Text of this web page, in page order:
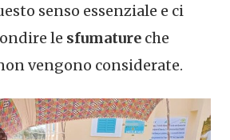
senso essenziale e ci
le sfumature che
vengono considerate.